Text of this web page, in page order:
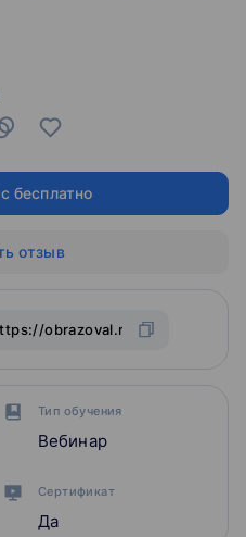
Тип обучения
Вебинар
Сертификат
Да
бесплатно
отзыв